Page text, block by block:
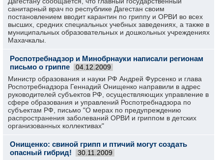
санитарный врач по республике Дагестан своим
постановлением вводит карантин по гриппу и ОРВИ во всех
высших, средних специальных учебных заведениях, а также в
муниципальных образовательных и дошкольных учреждениях
Махачкалы.
Роспотребнадзор и Минобрнауки написали регионам
письмо о гриппе
04.12.2009
Министр образования и науки РФ Андрей Фурсенко и глава
Роспотребнадзора Геннадий Онищенко направили в адрес
руководителей субъектов РФ, осуществляющих управление в
сфере образования и управлений Роспотребнадзора по
субъектам РФ, письмо "О мерах по предупреждению
распространения заболеваний ОРВИ и гриппом в детских
организованных коллективах"
Онищенко: свиной грипп и птичий могут создать
опасный гибрид!
30.11.2009